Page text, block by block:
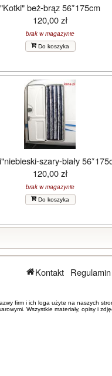
"Kotki" beż-brąz 56*175cm
120,00 zł
brak w magazynie
Do koszyka
szary-biały
120,00 zł
brak w magazynie
Do koszyka
Kontakt
firm i ich loga użyte na naszych
Wszystkie materiały, opisy i